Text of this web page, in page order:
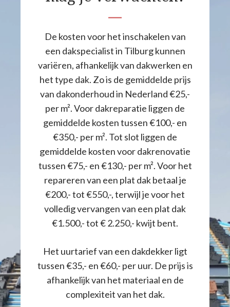
De kosten voor het inschakelen van
een dakspecialist in Tilburg kunnen
variëren, afhankelijk van dakwerken en
het type dak. Zo is de gemiddelde prijs
van dakonderhoud in Nederland €25,-
per m². Voor dakreparatie liggen de
gemiddelde kosten tussen €100,- en
€350,- per m². Tot slot liggen de
gemiddelde kosten voor dakrenovatie
tussen €75,- en €130,- per m². Voor het
repareren van een plat dak betaal je
€200,- tot €550,-, terwijl je voor het
volledig vervangen van een plat dak
€1.500,- tot € 2.250,- kwijt bent.
Het uurtarief van een dakdekker ligt
tussen €35,- en €60,- per uur. De prijs is
afhankelijk van het materiaal en de
complexiteit van het dak.